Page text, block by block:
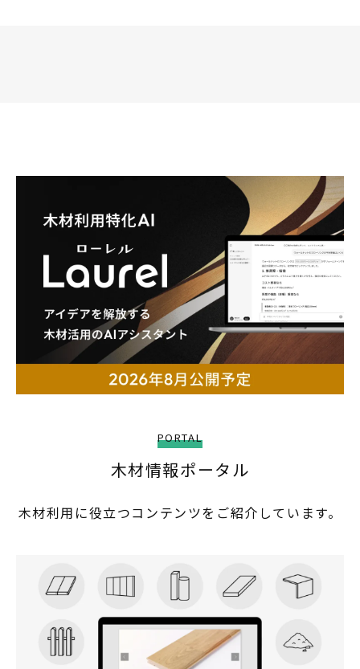
PORTAL
木材情報ポータル
木材利用に役立つコンテンツをご紹介しています。